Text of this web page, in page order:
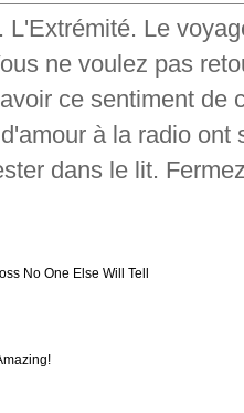
L'Extrémité. Le
ne voulez pas
ce sentiment de
à la radio ont
dans le lit.
No One Else Will Tell